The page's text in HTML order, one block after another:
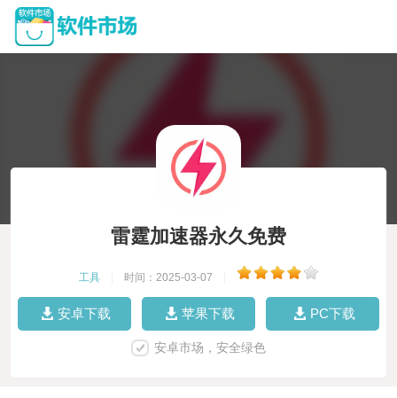
雷霆加速器永久免费
工具 时间：2025-03-07
安卓下载 苹果下载 PC下载
安卓市场，安全绿色